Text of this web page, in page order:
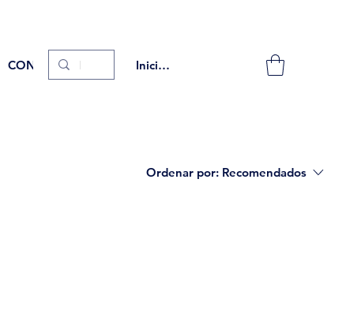
CONTACTO Iniciar sesión
Ordenar por: Recomendados